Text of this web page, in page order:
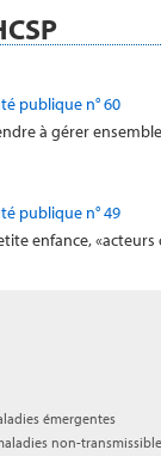
publique n° 60
à gérer
publique n° 49
enfance, «acteurs
émergentes
non-